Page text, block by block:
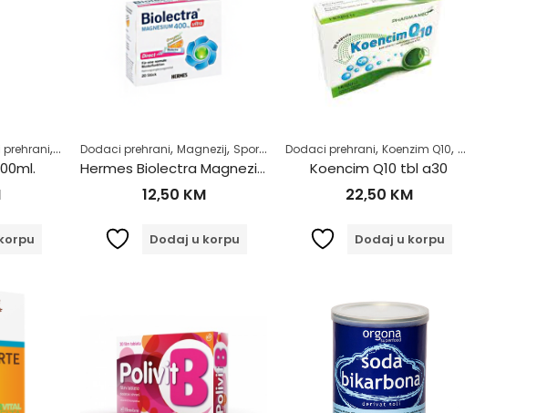
, Imunitet,Probavni sistem,Samoliječenje ,Zdrav život,Želudac
Dodaci prehrani, Magnezij, Sportaši Vitamini i minerali,Zdrav život
Hermes Biolectra Magnezij 400 Ultra Direkt Narandža
12,50 KM
Dodaj u korpu
Dodaci prehrani, Koenzim Q10, Vitamini i
Koencim Q10 tbl a30
22,50 KM
Dodaj u korpu